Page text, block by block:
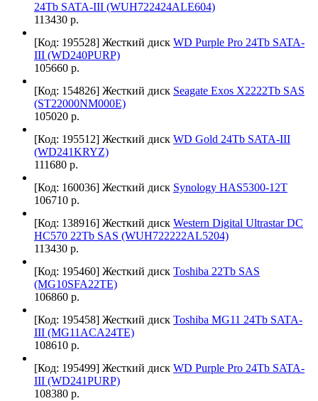
24Tb SATA-III (WUH722424ALE604)
113430 р.
[Код: 195528] Жесткий диск WD Purple Pro 24Tb SATA-
III (WD240PURP)
105660 р.
[Код: 154826] Жесткий диск Seagate Exos X2222Tb SAS
(ST22000NM000E)
105020 р.
[Код: 195512] Жесткий диск WD Gold 24Tb SATA-III
(WD241KRYZ)
111680 р.
[Код: 160036] Жесткий диск Synology HAS5300-12T
106710 р.
[Код: 138916] Жесткий диск Western Digital Ultrastar DC
HC570 22Tb SAS (WUH722222AL5204)
113430 р.
[Код: 195460] Жесткий диск Toshiba 22Tb SAS
(MG10SFA22TE)
106860 р.
[Код: 195458] Жесткий диск Toshiba MG11 24Tb SATA-
III (MG11ACA24TE)
108610 р.
[Код: 195499] Жесткий диск WD Purple Pro 24Tb SATA-
III (WD241PURP)
108380 р.